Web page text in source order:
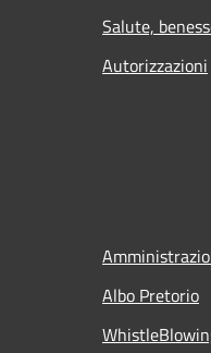
Salute,
Autorizzazioni
Albo Pretorio